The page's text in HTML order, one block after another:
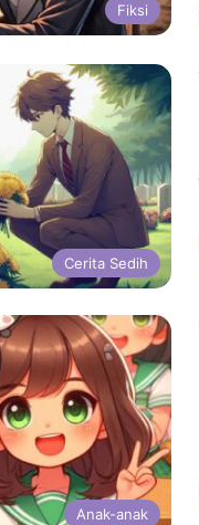
Fiksi
Cerita Sedih
Anak-anak